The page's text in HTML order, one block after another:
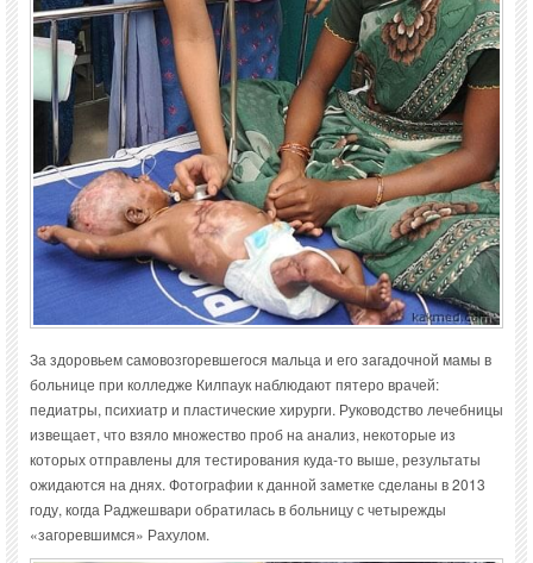
За здоровьем самовозгоревшегося мальца и его загадочной мамы в
больнице при колледже Килпаук наблюдают пятеро врачей:
педиатры, психиатр и пластические хирурги. Руководство лечебницы
извещает, что взяло множество проб на анализ, некоторые из
которых отправлены для тестирования куда-то выше, результаты
ожидаются на днях. Фотографии к данной заметке сделаны в 2013
году, когда Раджешвари обратилась в больницу с четырежды
«загоревшимся» Рахулом.